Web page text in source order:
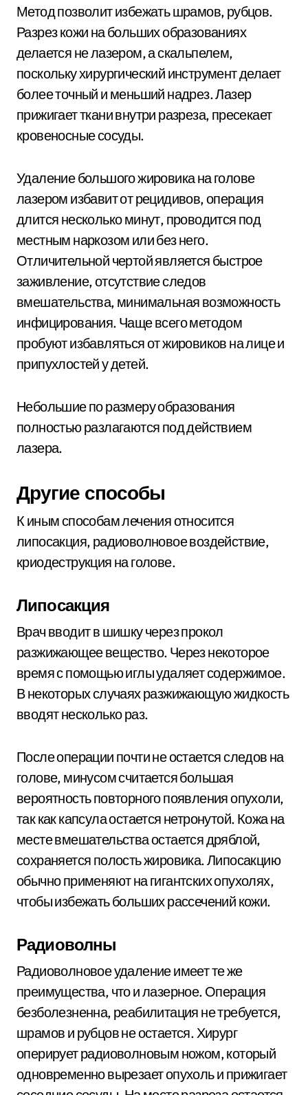
Метод позволит избежать шрамов, рубцов.
Разрез кожи на больших образованиях
делается не лазером, а скальпелем,
поскольку хирургический инструмент делает
более точный и меньший надрез. Лазер
прижигает ткани внутри разреза, пресекает
кровеносные сосуды.
Удаление большого жировика на голове
лазером избавит от рецидивов, операция
длится несколько минут, проводится под
местным наркозом или без него.
Отличительной чертой является быстрое
заживление, отсутствие следов
вмешательства, минимальная возможность
инфицирования. Чаще всего методом
пробуют избавляться от жировиков на лице и
припухлостей у детей.
Небольшие по размеру образования
полностью разлагаются под действием
лазера.
Другие способы
К иным способам лечения относится
липосакция, радиоволновое воздействие,
криодеструкция на голове.
Липосакция
Врач вводит в шишку через прокол
разжижающее вещество. Через некоторое
время с помощью иглы удаляет содержимое.
В некоторых случаях разжижающую жидкость
вводят несколько раз.
После операции почти не остается следов на
голове, минусом считается большая
вероятность повторного появления опухоли,
так как капсула остается нетронутой. Кожа на
месте вмешательства остается дряблой,
сохраняется полость жировика. Липосакцию
обычно применяют на гигантских опухолях,
чтобы избежать больших рассечений кожи.
Радиоволны
Радиоволновое удаление имеет те же
преимущества, что и лазерное. Операция
безболезненна, реабилитация не требуется,
шрамов и рубцов не остается. Хирург
оперирует радиоволновым ножом, который
одновременно вырезает опухоль и прижигает